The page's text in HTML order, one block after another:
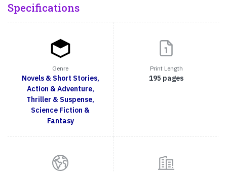
Specifications
Genre
Novels & Short Stories,
Action & Adventure,
Thriller & Suspense,
Science Fiction &
Fantasy
Print Length
195 pages